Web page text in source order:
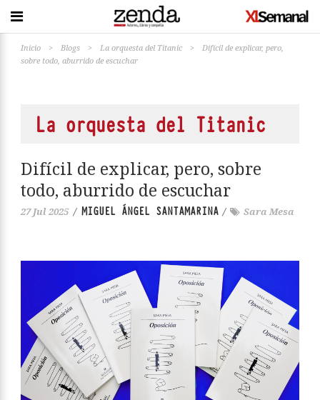
Inicio > Blogs > La orquesta del Titanic >
Difícil de explicar, pero,
sobre todo, aburrido de escuchar
La orquesta del Titanic
Difícil de explicar, pero, sobre
todo, aburrido de escuchar
27 Jul 2025 / MIGUEL ÁNGEL SANTAMARINA / Sara Mesa